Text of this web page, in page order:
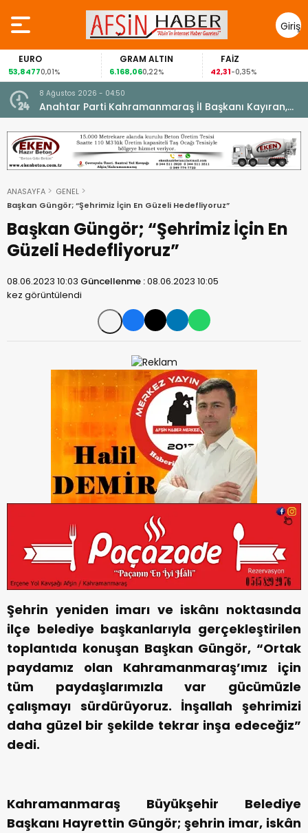
Giriş
Yap
EURO
53,84770,01%
GRAM ALTIN
6.168,060,22%
FAİZ
42,31-0,35%
8 Ağustos 2026 - 04:50
Anahtar Parti Kahramanmaraş İl Başkanı Kayıran,
Afşin Teşkilatı ile buluştu.
ANASAYFA
GENEL
Başkan Güngör; “Şehrimiz İçin En Güzeli Hedefliyoruz”
Başkan Güngör; “Şehrimiz İçin En
Güzeli Hedefliyoruz”
08.06.2023 10:03 Güncellenme :08.06.2023 10:05
kez görüntülendi
Şehrin yeniden imarı ve iskânı noktasında
ilçe belediye başkanlarıyla gerçekleştirilen
toplantıda konuşan Başkan Güngör, “Ortak
paydamız olan Kahramanmaraş’ımız için
tüm paydaşlarımızla var gücümüzle
çalışmayı sürdürüyoruz. İnşallah şehrimizi
daha güzel bir şekilde tekrar inşa edeceğiz”
dedi.
Kahramanmaraş Büyükşehir Belediye
Başkanı Hayrettin Güngör; şehrin imar, iskân